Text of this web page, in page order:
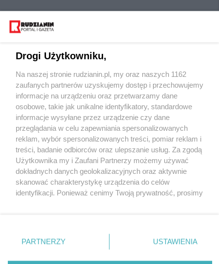
Wydawca mediów lokalnych
Nie zapomnij
zapoznać się z:
polityką prywatności regulamin korzystania z portali
Twojemiasto
Piekary Śląskie
Chorzów
Tarnowskie Góry
Gliwice
Skontakuj sięz nami
Kontakt
Wydawca
Redakcja
Drogi Użytkowniku,
Na naszej stronie rudzianin.pl, my oraz naszych 1162
zaufanych partnerów uzyskujemy dostęp i przechowujemy
informacje na urządzeniu oraz przetwarzamy dane
osobowe, takie jak unikalne identyfikatory, standardowe
informacje wysyłane przez urządzenie czy dane
przeglądania w celu zapewniania spersonalizowanych
reklam, wybór spersonalizowanych treści, pomiar reklam i
treści, badanie odbiorców oraz ulepszanie usług. Za zgodą
Użytkownika my i Zaufani Partnerzy możemy używać
dokładnych danych geolokalizacyjnych oraz aktywnie
skanować charakterystykę urządzenia do celów
identyfikacji. Ponieważ cenimy Twoją prywatność, prosimy
prywatności znajdujący się w lewym dolnym rogu strony
. Niektóre rodzaje przetwarzania danych nie wymagają
zgody użytkownika, ale masz prawo sprzeciwić się
PARTNERZY USTAWIENIA